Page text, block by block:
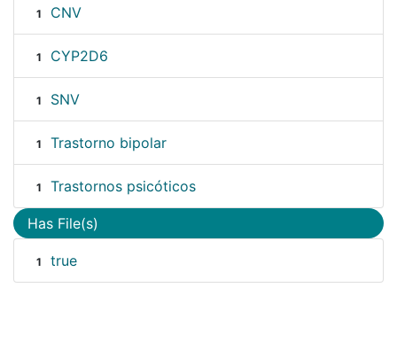
1 CNV
1 CYP2D6
1 SNV
1 Trastorno bipolar
1 Trastornos psicóticos
Has File(s)
1 true